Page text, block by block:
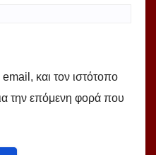
και τον ιστότοπο
την επόμενη φορά που